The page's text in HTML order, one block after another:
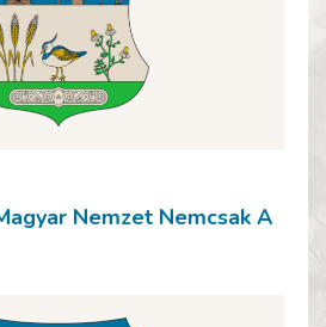
Nemzet Nemcsak A